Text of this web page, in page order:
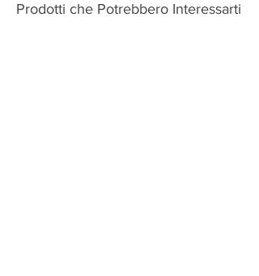
Prodotti che Potrebbero Interessarti